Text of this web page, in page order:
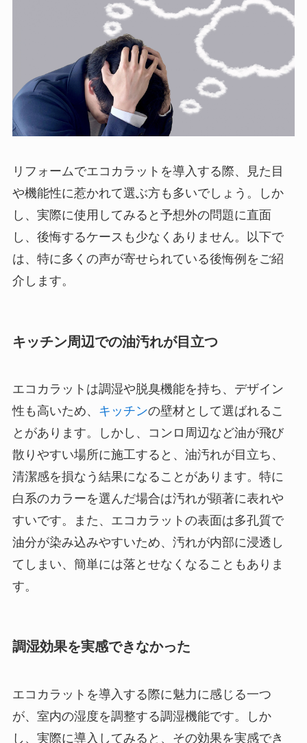
リフォームでエコカラットを導入する際、見た目
や機能性に惹かれて選ぶ方も多いでしょう。しか
し、実際に使用してみると予想外の問題に直面
し、後悔するケースも少なくありません。以下で
は、特に多くの声が寄せられている後悔例をご紹
介します。
キッチン周辺での油汚れが目立つ
エコカラットは調湿や脱臭機能を持ち、デザイン
性も高いため、 キッチンの壁材として選ばれるこ
とがあります。しかし、コンロ周辺など油が飛び
散りやすい場所に施工すると、油汚れが目立ち、
清潔感を損なう結果になることがあります。特に
白系のカラーを選んだ場合は汚れが顕著に表れや
すいです。また、エコカラットの表面は多孔質で
油分が染み込みやすいため、汚れが内部に浸透し
てしまい、簡単には落とせなくなることもありま
す。
調湿効果を実感できなかった
エコカラットを導入する際に魅力に感じる一つ
が、室内の湿度を調整する調湿機能です。しか
し、実際に導入してみると、その効果を実感でき